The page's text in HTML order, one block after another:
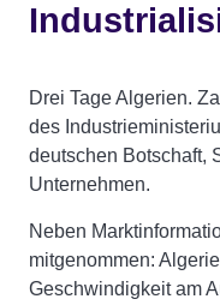
Drei Tage Algerien.
des
deutschen Botschaft,
Unternehmen.
Neben
mitgenommen:
Geschwindigkeit am